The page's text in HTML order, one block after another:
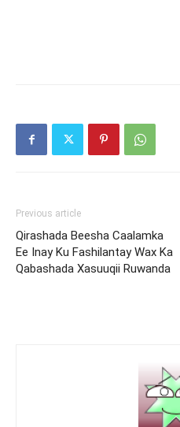
Previous article
Qirashada Beesha Caalamka
Ee Inay Ku Fashilantay Wax Ka
Qabashada Xasuuqii Ruwanda